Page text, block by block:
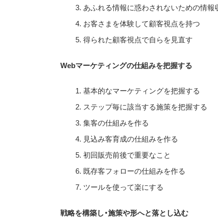
あふれる情報に惑わされないための情報
お客さまを体験して顧客視点を持つ
得られた顧客視点で自らを見直す
Webマーケティングの仕組みを把握する
基本的なマーケティングを把握する
ステップ毎に該当する施策を把握する
集客の仕組みを作る
見込み客育成の仕組みを作る
初回販売前後で重要なこと
既存客フォローの仕組みを作る
ツールを使って楽にする
戦略を構築し・施策や形へと落とし込む